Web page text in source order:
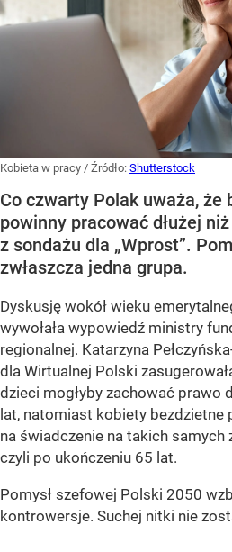
Kobieta w pracy / Źródło: Shutterstock
Co czwarty Polak uważa, że
powinny pracować dłużej
z sondażu dla „Wprost”.
zwłaszcza jedna grupa.
Dyskusję wokół wieku
wywołała wypowiedź ministry
regionalnej. Katarzyna
dla Wirtualnej Polski
dzieci mogłyby zachować prawo
lat, natomiast kobiety bezdzietne
na świadczenie na takich samych
czyli po ukończeniu 65 lat.
Pomysł szefowej Polski 2050
kontrowersje. Suchej nitki nie